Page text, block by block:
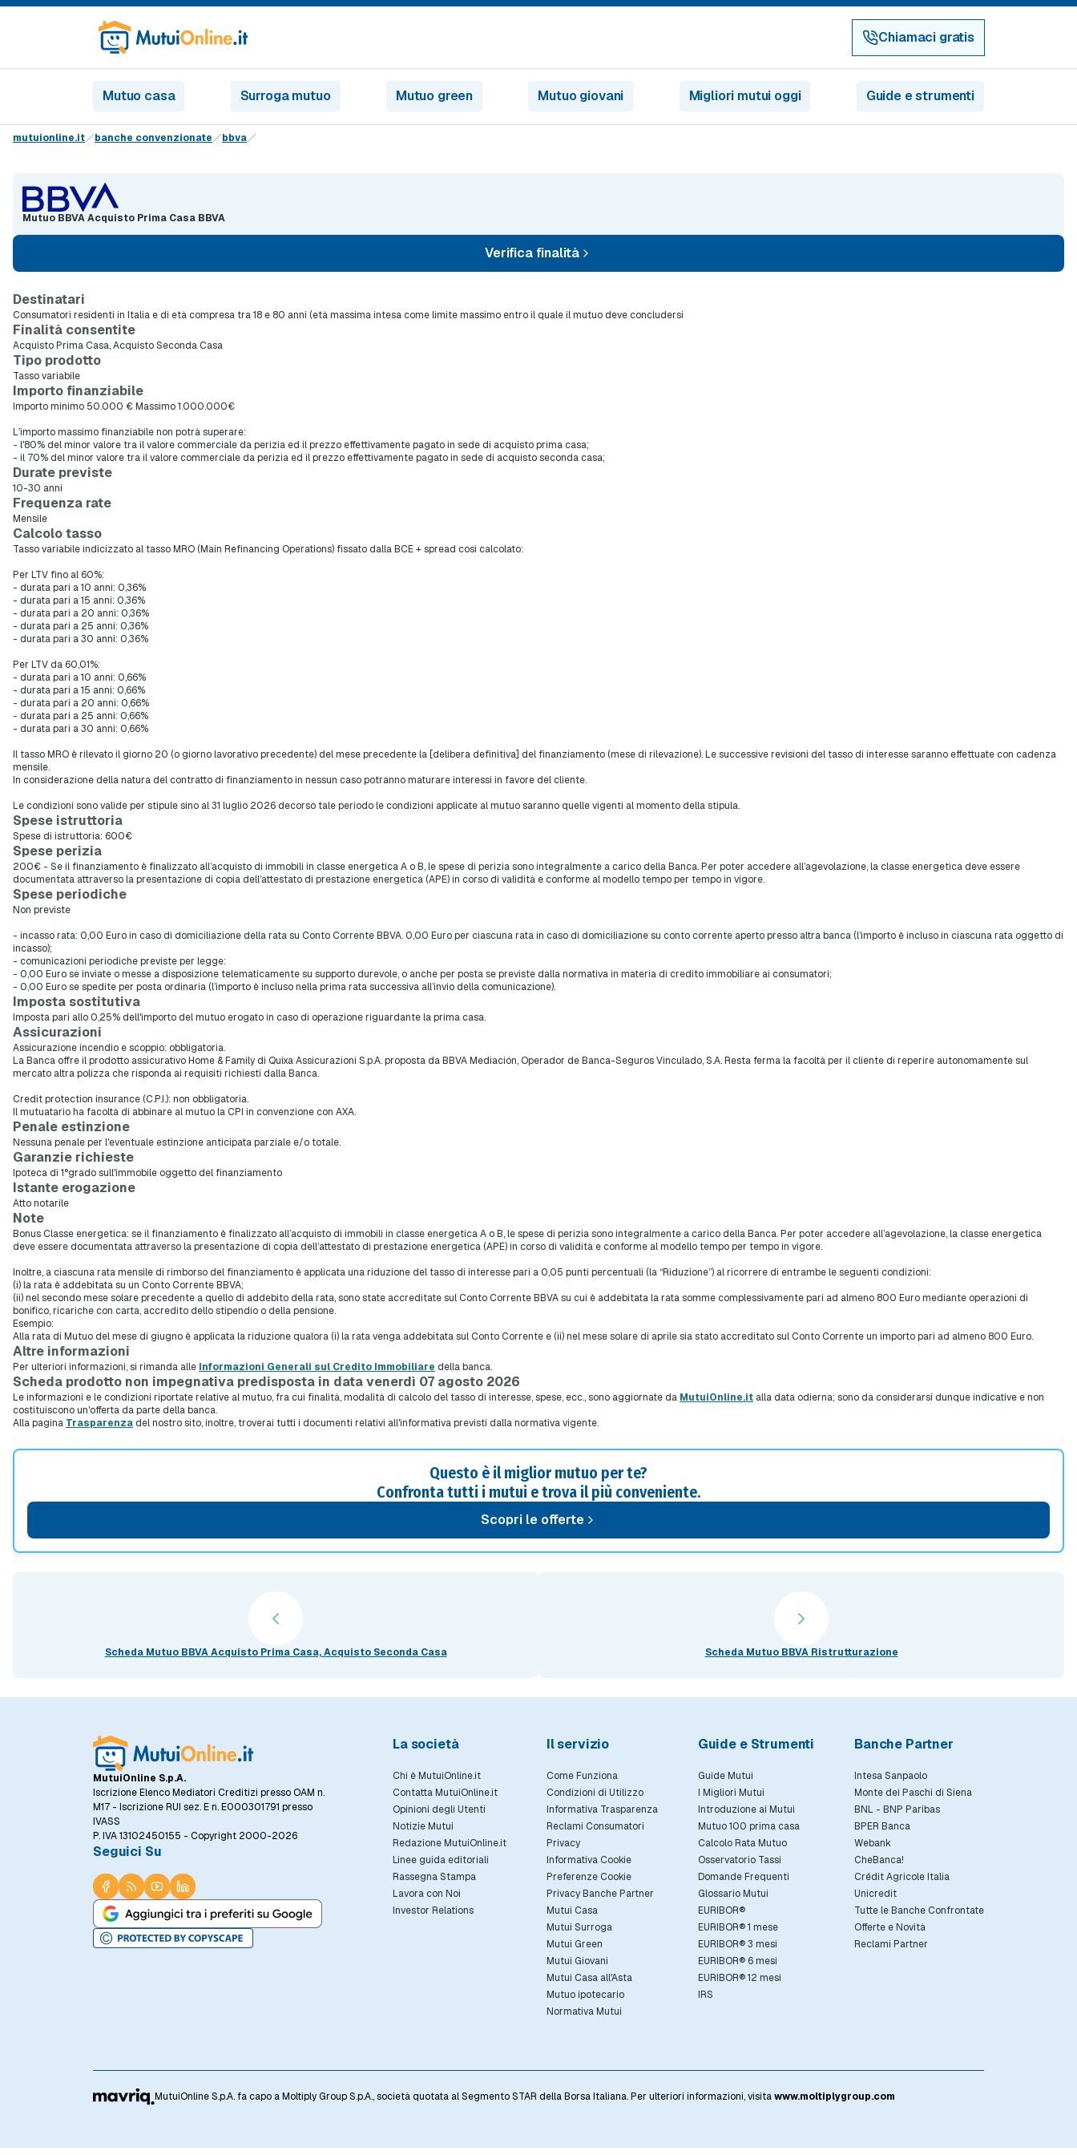
Chiamaci gratis
Mutuo casa Surroga mutuo Mutuo green Mutuo giovani Migliori mutui oggi Guide e strumenti
mutuionline.it banche convenzionate bbva
Mutuo BBVA Acquisto Prima Casa BBVA
Verifica finalità
Destinatari
Consumatori residenti in Italia e di età compresa tra 18 e 80 anni (età massima intesa come limite massimo entro il quale il mutuo deve concludersi
Finalità consentite
Acquisto Prima Casa, Acquisto Seconda Casa
Tipo prodotto
Tasso variabile
Importo finanziabile
Importo minimo 50.000 € Massimo 1.000.000€
L’importo massimo finanziabile non potrà superare:
- l'80% del minor valore tra il valore commerciale da perizia ed il prezzo effettivamente pagato in sede di acquisto prima casa;
- il 70% del minor valore tra il valore commerciale da perizia ed il prezzo effettivamente pagato in sede di acquisto seconda casa;
Durate previste
10-30 anni
Frequenza rate
Mensile
Calcolo tasso
Tasso variabile indicizzato al tasso MRO (Main Refinancing Operations) fissato dalla BCE + spread così calcolato:
Per LTV fino al 60%:
- durata pari a 10 anni: 0,36%
- durata pari a 15 anni: 0,36%
- durata pari a 20 anni: 0,36%
- durata pari a 25 anni: 0,36%
- durata pari a 30 anni: 0,36%
Per LTV da 60,01%:
- durata pari a 10 anni: 0,66%
- durata pari a 15 anni: 0,66%
- durata pari a 20 anni: 0,66%
- durata pari a 25 anni: 0,66%
- durata pari a 30 anni: 0,66%
Il tasso MRO è rilevato il giorno 20 (o giorno lavorativo precedente) del mese precedente la [delibera definitiva] del finanziamento (mese di rilevazione). Le successive revisioni del tasso di interesse saranno effettuate con cadenza
mensile.
In considerazione della natura del contratto di finanziamento in nessun caso potranno maturare interessi in favore del cliente.
Le condizioni sono valide per stipule sino al 31 luglio 2026 decorso tale periodo le condizioni applicate al mutuo saranno quelle vigenti al momento della stipula.
Spese istruttoria
Spese di istruttoria: 600€
Spese perizia
200€ - Se il finanziamento è finalizzato all’acquisto di immobili in classe energetica A o B, le spese di perizia sono integralmente a carico della Banca. Per poter accedere all’agevolazione, la classe energetica deve essere
documentata attraverso la presentazione di copia dell’attestato di prestazione energetica (APE) in corso di validità e conforme al modello tempo per tempo in vigore.
Spese periodiche
Non previste
- incasso rata: 0,00 Euro in caso di domiciliazione della rata su Conto Corrente BBVA. 0,00 Euro per ciascuna rata in caso di domiciliazione su conto corrente aperto presso altra banca (l’importo è incluso in ciascuna rata oggetto di
incasso);
- comunicazioni periodiche previste per legge:
- 0,00 Euro se inviate o messe a disposizione telematicamente su supporto durevole, o anche per posta se previste dalla normativa in materia di credito immobiliare ai consumatori;
- 0,00 Euro se spedite per posta ordinaria (l’importo è incluso nella prima rata successiva all’invio della comunicazione).
Imposta sostitutiva
Imposta pari allo 0,25% dell'importo del mutuo erogato in caso di operazione riguardante la prima casa.
Assicurazioni
Assicurazione incendio e scoppio: obbligatoria.
La Banca offre il prodotto assicurativo Home & Family di Quixa Assicurazioni S.p.A. proposta da BBVA Mediación, Operador de Banca-Seguros Vinculado, S.A. Resta ferma la facoltà per il cliente di reperire autonomamente sul
mercato altra polizza che risponda ai requisiti richiesti dalla Banca.
Credit protection insurance (C.P.I.): non obbligatoria.
Il mutuatario ha facoltà di abbinare al mutuo la CPI in convenzione con AXA.
Penale estinzione
Nessuna penale per l'eventuale estinzione anticipata parziale e/o totale.
Garanzie richieste
Ipoteca di 1°grado sull'immobile oggetto del finanziamento
Istante erogazione
Atto notarile
Note
Bonus Classe energetica: se il finanziamento è finalizzato all’acquisto di immobili in classe energetica A o B, le spese di perizia sono integralmente a carico della Banca. Per poter accedere all’agevolazione, la classe energetica
deve essere documentata attraverso la presentazione di copia dell’attestato di prestazione energetica (APE) in corso di validità e conforme al modello tempo per tempo in vigore.
Inoltre, a ciascuna rata mensile di rimborso del finanziamento è applicata una riduzione del tasso di interesse pari a 0,05 punti percentuali (la “Riduzione”) al ricorrere di entrambe le seguenti condizioni:
(i) la rata è addebitata su un Conto Corrente BBVA;
(ii) nel secondo mese solare precedente a quello di addebito della rata, sono state accreditate sul Conto Corrente BBVA su cui è addebitata la rata somme complessivamente pari ad almeno 800 Euro mediante operazioni di
bonifico, ricariche con carta, accredito dello stipendio o della pensione.
Esempio:
Alla rata di Mutuo del mese di giugno è applicata la riduzione qualora (i) la rata venga addebitata sul Conto Corrente e (ii) nel mese solare di aprile sia stato accreditato sul Conto Corrente un importo pari ad almeno 800 Euro.
Altre informazioni
Per ulteriori informazioni, si rimanda alle Informazioni Generali sul Credito Immobiliare della banca.
Scheda prodotto non impegnativa predisposta in data venerdì 07 agosto 2026
Le informazioni e le condizioni riportate relative al mutuo, fra cui finalità, modalità di calcolo del tasso di interesse, spese, ecc., sono aggiornate da MutuiOnline.it alla data odierna; sono da considerarsi dunque indicative e non
costituiscono un'offerta da parte della banca.
Alla pagina Trasparenza del nostro sito, inoltre, troverai tutti i documenti relativi all'informativa previsti dalla normativa vigente.
Questo è il miglior mutuo per te?
Confronta tutti i mutui e trova il più conveniente.
Scopri le offerte
Scheda Mutuo BBVA Acquisto Prima Casa, Acquisto Seconda Casa Scheda Mutuo BBVA Ristrutturazione
MutuiOnline S.p.A.
Iscrizione Elenco Mediatori Creditizi presso OAM n.
M17 - Iscrizione RUI sez. E n. E000301791 presso
IVASS
P. IVA 13102450155 - Copyright 2000-2026
Seguici Su
La società
Chi è MutuiOnline.it
Contatta MutuiOnline.it
Opinioni degli Utenti
Notizie Mutui
Redazione MutuiOnline.it
Linee guida editoriali
Rassegna Stampa
Lavora con Noi
Investor Relations
Il servizio
Come Funziona
Condizioni di Utilizzo
Informativa Trasparenza
Reclami Consumatori
Privacy
Informativa Cookie
Preferenze Cookie
Privacy Banche Partner
Mutui Casa
Mutui Surroga
Mutui Green
Mutui Giovani
Mutui Casa all'Asta
Mutuo ipotecario
Normativa Mutui
Guide e Strumenti
Guide Mutui
I Migliori Mutui
Introduzione ai Mutui
Mutuo 100 prima casa
Calcolo Rata Mutuo
Osservatorio Tassi
Domande Frequenti
Glossario Mutui
EURIBOR®
EURIBOR® 1 mese
EURIBOR® 3 mesi
EURIBOR® 6 mesi
EURIBOR® 12 mesi
IRS
Banche Partner
Intesa Sanpaolo
Monte dei Paschi di Siena
BNL - BNP Paribas
BPER Banca
Webank
CheBanca!
Crédit Agricole Italia
Unicredit
Tutte le Banche Confrontate
Offerte e Novità
Reclami Partner
MutuiOnline S.p.A. fa capo a Moltiply Group S.p.A., società quotata al Segmento STAR della Borsa Italiana. Per ulteriori informazioni, visitawww.moltiplygroup.com